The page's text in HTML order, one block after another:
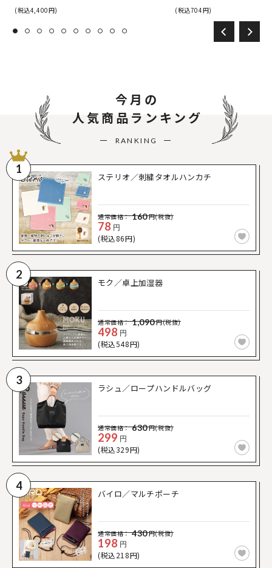
(税込4,400円)
(税込704円)
今月の
人気商品ランキング
RANKING
1
ステリオ／刺繍タオルハンカチ
通常価格： 160円(税抜)
78 円
(税込86円)
2
モク／卓上加湿器
通常価格： 1,090円(税抜)
498 円
(税込548円)
3
ラシュ／ロープハンドルバッグ
通常価格： 630円(税抜)
299 円
(税込329円)
4
バイロ／マルチポーチ
通常価格： 430円(税抜)
198 円
(税込218円)